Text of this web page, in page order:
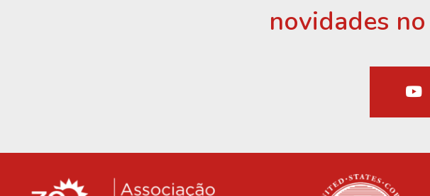
novidades